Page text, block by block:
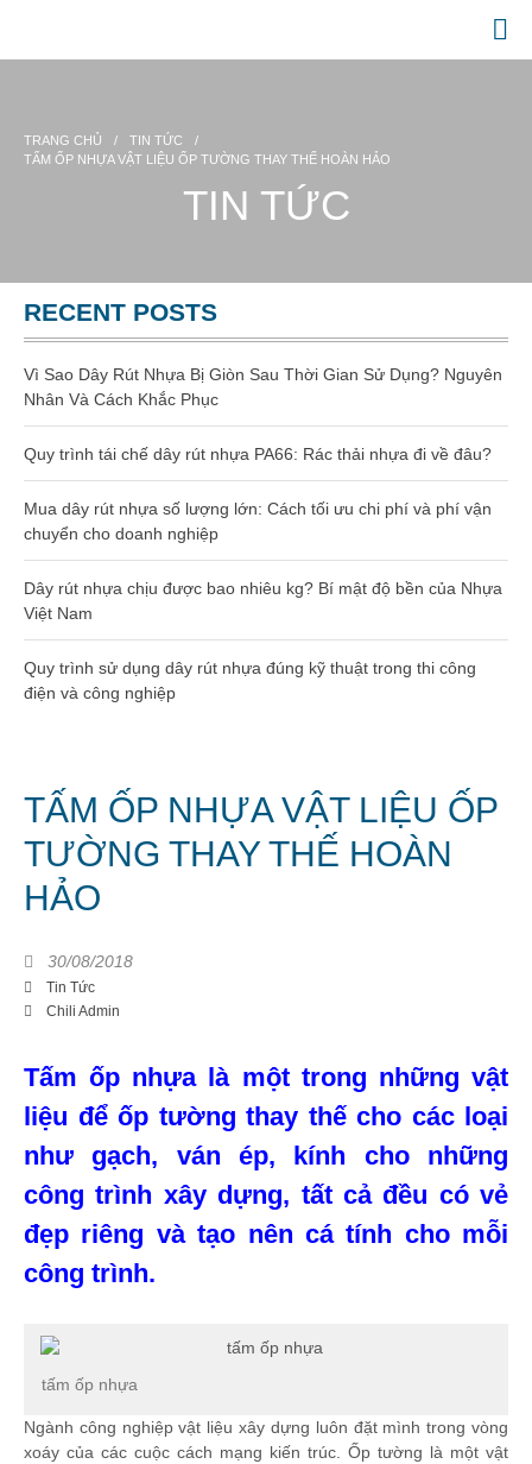
TRANG CHỦ
GIỚI THIỆU
Dây rút nhựa 150mm (4×150)
Dây rút nhựa 200mm (4×200)
Dây rút nhựa 300mm (5×300)
Dây rút nhựa 500mm (10×500)
Dây rút nhựa 650mm (10×650)
Dây rút tháo mở được 8×300
Hạt nhựa PC
Hạt nhựa ABS
Gia công nhựa gia dụng
Gia công kính bảo hộ
DỊCH VỤ
TRANG CHỦ / TIN TỨC
/
TẤM ỐP NHỰA VẬT LIỆU ỐP TƯỜNG THAY THẾ HOÀN HẢO
TIN TỨC
RECENT POSTS
Vì Sao Dây Rút Nhựa Bị Giòn Sau Thời Gian Sử Dụng? Nguyên
Nhân Và Cách Khắc Phục
Quy trình tái chế dây rút nhựa PA66: Rác thải nhựa đi về đâu?
Mua dây rút nhựa số lượng lớn: Cách tối ưu chi phí và phí vận
chuyển cho doanh nghiệp
Dây rút nhựa chịu được bao nhiêu kg? Bí mật độ bền của Nhựa
Việt Nam
Quy trình sử dụng dây rút nhựa đúng kỹ thuật trong thi công
điện và công nghiệp
TẤM ỐP NHỰA VẬT LIỆU ỐP
TƯỜNG THAY THẾ HOÀN
HẢO
30/08/2018
Tin Tức
Chili Admin
Tấm ốp nhựa là một trong những vật
liệu để ốp tường thay thế cho các loại
như gạch, ván ép, kính cho những
công trình xây dựng, tất cả đều có vẻ
đẹp riêng và tạo nên cá tính cho mỗi
công trình.
tấm ốp nhựa
Ngành công nghiệp vật liệu xây dựng luôn đặt mình trong vòng
xoáy của các cuộc cách mạng kiến trúc. Ốp tường là một vật